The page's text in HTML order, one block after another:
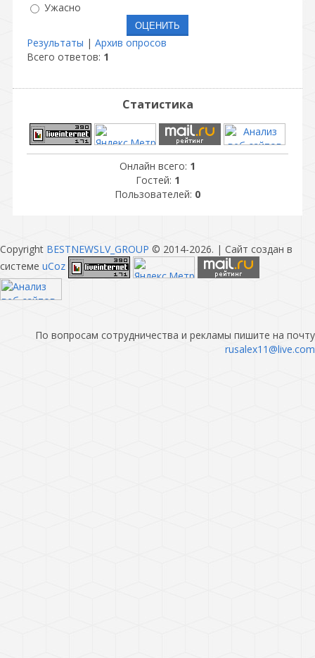
Ужасно
Результаты | Архив опросов
Всего ответов: 1
Статистика
Онлайн всего: 1
Гостей: 1
Пользователей: 0
Copyright BESTNEWSLV_GROUP © 2014-2026. | Сайт создан в
системе uCoz
По вопросам сотрудничества и рекламы пишите на почту
rusalex11@live.com